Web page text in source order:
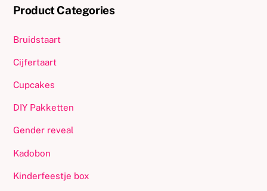
Product Categories
Bruidstaart
Cijfertaart
Cupcakes
DIY Pakketten
Gender reveal
Kadobon
Kinderfeestje box